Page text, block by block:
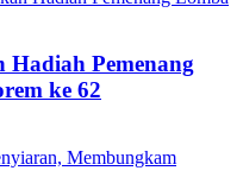
Hadiah Pemenang
ke 62